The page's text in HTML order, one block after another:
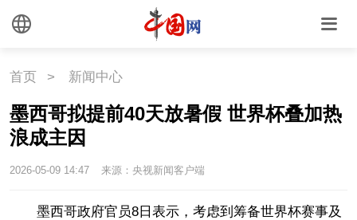
首页 > 新闻中心
墨西哥拟提前40天放暑假 世界杯叠加热
浪成主因
2026-05-09 14:47 来源：央视新闻客户端
墨西哥政府官员8日表示，考虑到筹备世界杯赛事及